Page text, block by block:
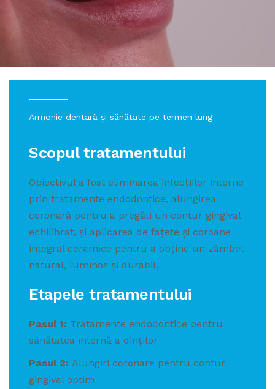
Armonie dentară și sănătate pe termen lung
Scopul tratamentului
Obiectivul a fost eliminarea infecțiilor interne
prin tratamente endodontice, alungirea
coronară pentru a pregăti un contur gingival
echilibrat, și aplicarea de fațete și coroane
integral ceramice pentru a obține un zâmbet
natural, luminos și durabil.
Etapele tratamentului
Pasul 1: Tratamente endodontice pentru
sănătatea internă a dinților
Pasul 2: Alungiri coronare pentru contur
gingival optim